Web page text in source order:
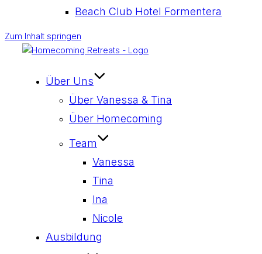
Beach Club Hotel Formentera
Zum Inhalt springen
Über Uns
Über Vanessa & Tina
Über Homecoming
Team
Vanessa
Tina
Ina
Nicole
Ausbildung